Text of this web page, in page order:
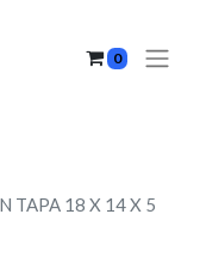
0
TAPA 18 X 14 X 5